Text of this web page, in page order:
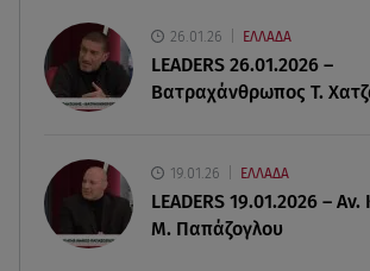
Παιδικοί σταθμοί: Πότε βγαίνουν τα
αποτελέσματα26.01.26 ΕΛΛΑΔΑ
LEADERS 26.01.2026 –
Βατραχάνθρωπος Τ.
19.01.26 ΕΛΛΑΔΑ
LEADERS 19.01.2026 –
Μ. Παπάζογλου